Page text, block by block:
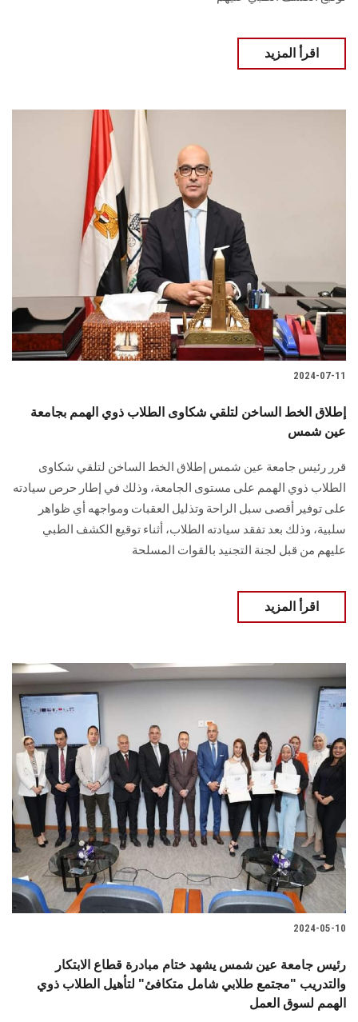
اقرأ المزيد
2024-07-11
إطلاق الخط الساخن لتلقي شكاوى الطلاب ذوي الهمم بجامعة
عين شمس
قرر رئيس جامعة عين شمس إطلاق الخط الساخن لتلقي شكاوى
الطلاب ذوي الهمم على مستوى الجامعة، وذلك في إطار حرص سيادته
على توفير أقصى سبل الراحة وتذليل العقبات ومواجهه أي ظواهر
سلبية، وذلك بعد تفقد سيادته الطلاب، أثناء توقيع الكشف الطبي
عليهم من قبل لجنة التجنيد بالقوات المسلحة
اقرأ المزيد
2024-05-10
رئيس جامعة عين شمس يشهد ختام مبادرة قطاع الابتكار
والتدريب "مجتمع طلابي شامل متكافئ" لتأهيل الطلاب ذوي
الهمم لسوق العمل